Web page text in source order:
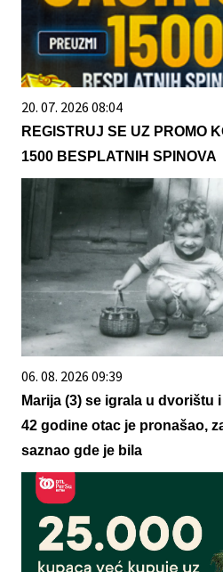
20. 07. 2026 08:04
REGISTRUJ SE UZ PROMO
1500 BESPLATNIH SPINOVA
06. 08. 2026 09:39
Marija (3) se igrala u dvorištu
42 godine otac je pronašao,
saznao gde je bila